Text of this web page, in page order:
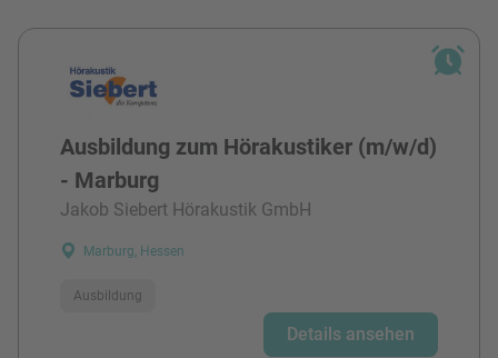
Ausbildung zum Hörakustiker (m/w/d)
- Marburg
Jakob Siebert Hörakustik GmbH
Marburg, Hessen
Ausbildung
Details ansehen